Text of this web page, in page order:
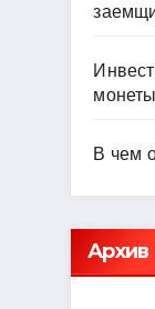
В чем
Архив